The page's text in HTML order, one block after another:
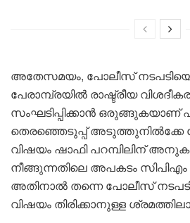
അതേസമയം, പോലീസ് നടപടിയെ
പേരാമ്പ്രയിൽ രാഷ്ട്രീയ
സംഘടിപ്പിക്കാൻ
തെരഞ്ഞെടുപ്പ് അടുത്തുനിൽക്കേ
വിഷയം ഷാഫി പറമ്പിലിന്
നീങ്ങുന്നതിലെ അപകടം സിപിഎം
അതിനാൽ തന്നെ പോലീസ്
വിഷയം തിരിക്കാനുള്ള